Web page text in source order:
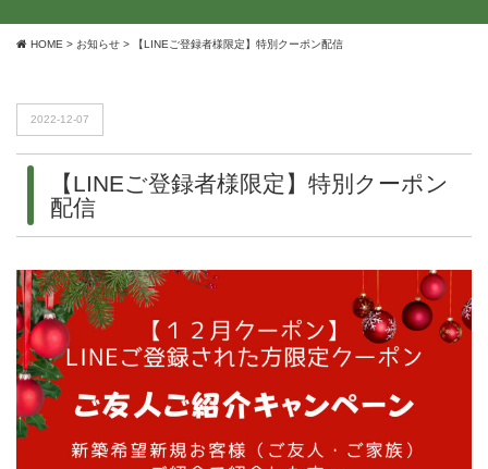
HOME > お知らせ > 【LINEご登録者様限定】特別クーポン配信
2022-12-07
【LINEご登録者様限定】特別クーポン
配信